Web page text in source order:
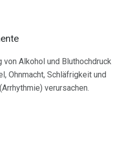
Alkohol und Bluthochdruck
Ohnmacht, Schläfrigkeit und
verursachen.